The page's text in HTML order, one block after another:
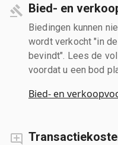
Bied- en
Biedingen kunnen
wordt verkocht "in
bevindt". Lees de
voordat u een bod
Bied- en